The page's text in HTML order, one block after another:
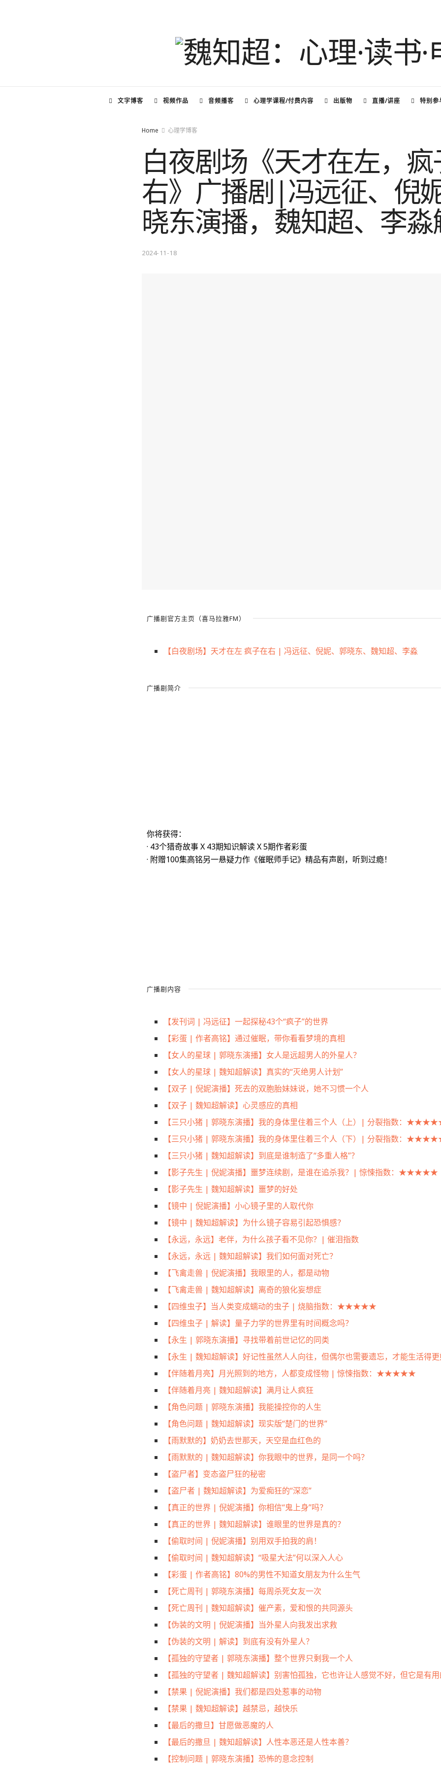
文字博客 视频作品 音频播客 心理学课程/付费内容 出版物 直播/讲座 特别参
Home 心理学博客
白夜剧场《天才在左，
右》广播剧|冯远征、倪
晓东演播，魏知超、李
2024-11-18
广播剧官方主页（喜马拉雅FM）
【白夜剧场】天才在左 疯子在右 | 冯远征、倪妮、郭晓东、魏知超、李淼
广播剧简介
你将获得：
· 43个猎奇故事 X 43期知识解读 X 5期作者彩蛋
· 附赠100集高铭另一悬疑力作《催眠师手记》精品有声剧，听到过瘾！
广播剧内容
【发刊词 | 冯远征】一起探秘43个“疯子”的世界
【彩蛋 | 作者高铭】通过催眠，带你看看梦境的真相
【女人的星球 | 郭晓东演播】女人是远超男人的外星人？
【女人的星球 | 魏知超解读】真实的“灭绝男人计划”
【双子 | 倪妮演播】死去的双胞胎妹妹说，她不习惯一个人
【双子 | 魏知超解读】心灵感应的真相
【三只小猪 | 郭晓东演播】我的身体里住着三个人（上）| 分裂指数：
【三只小猪 | 郭晓东演播】我的身体里住着三个人（下）| 分裂指数：
【三只小猪 | 魏知超解读】到底是谁制造了“多重人格”？
【影子先生 | 倪妮演播】噩梦连续剧，是谁在追杀我？| 惊悚指数：★★★★★
【影子先生 | 魏知超解读】噩梦的好处
【镜中 | 倪妮演播】小心镜子里的人取代你
【镜中 | 魏知超解读】为什么镜子容易引起恐惧感？
【永远，永远】老伴，为什么孩子看不见你？| 催泪指数
【永远，永远 | 魏知超解读】我们如何面对死亡？
【飞禽走兽 | 倪妮演播】我眼里的人，都是动物
【飞禽走兽 | 魏知超解读】离奇的狼化妄想症
【四维虫子】当人类变成蠕动的虫子 | 烧脑指数：★★★★★
【四维虫子 | 解读】量子力学的世界里有时间概念吗？
【永生 | 郭晓东演播】寻找带着前世记忆的同类
【永生 | 魏知超解读】好记性虽然人人向往，但偶尔也需要遗忘，才能生活得
【伴随着月亮】月光照到的地方，人都变成怪物 | 惊悚指数：★★★★★
【伴随着月亮 | 魏知超解读】满月让人疯狂
【角色问题 | 郭晓东演播】我能操控你的人生
【角色问题 | 魏知超解读】现实版“楚门的世界”
【雨默默的】奶奶去世那天，天空是血红色的
【雨默默的 | 魏知超解读】你我眼中的世界，是同一个吗？
【盗尸者】变态盗尸狂的秘密
【盗尸者 | 魏知超解读】为爱痴狂的“深恋”
【真正的世界 | 倪妮演播】你相信“鬼上身”吗？
【真正的世界 | 魏知超解读】谁眼里的世界是真的？
【偷取时间 | 倪妮演播】别用双手拍我的肩！
【偷取时间 | 魏知超解读】“吸星大法”何以深入人心
【彩蛋 | 作者高铭】80%的男性不知道女朋友为什么生气
【死亡周刊 | 郭晓东演播】每周杀死女友一次
【死亡周刊 | 魏知超解读】催产素，爱和恨的共同源头
【伪装的文明 | 倪妮演播】当外星人向我发出求救
【伪装的文明 | 解读】到底有没有外星人？
【孤独的守望者 | 郭晓东演播】整个世界只剩我一个人
【孤独的守望者 | 魏知超解读】别害怕孤独，它也许让人感觉不好，但它是有
【禁果 | 倪妮演播】我们都是四处惹事的动物
【禁果 | 魏知超解读】越禁忌，越快乐
【最后的撒旦】甘愿做恶魔的人
【最后的撒旦 | 魏知超解读】人性本恶还是人性本善？
【控制问题 | 郭晓东演播】恐怖的意念控制